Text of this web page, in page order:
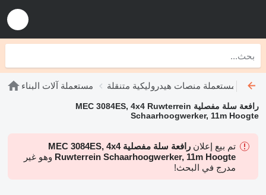
مستعملة آلات البناء مستعملة منصات هيدروليكية متنقلة
رافعة سلة مفصلية MEC 3084ES, 4x4 Ruwterrein
Schaarhoogwerker, 11m Hoogte
تم بيع إعلان
رافعة سلة مفصلية MEC 3084ES, 4x4
Ruwterrein Schaarhoogwerker, 11m Hoogte وهو غير
مدرج في البحث!